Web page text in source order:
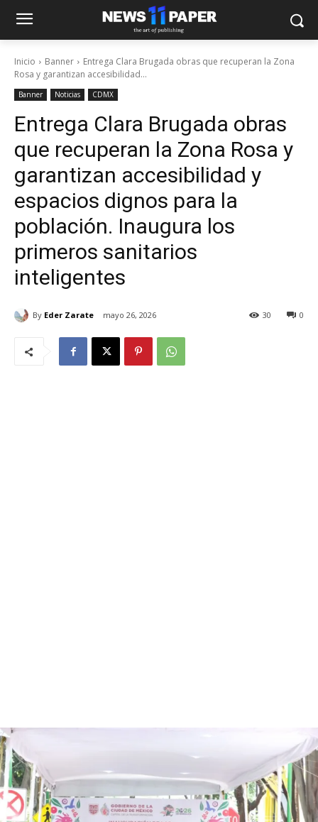
Inicio Banner
Entrega Clara Brugada obras que recuperan la Zona
Rosa y garantizan accesibilidad...
Banner Noticias CDMX
Entrega Clara Brugada obras
que recuperan la Zona Rosa y
garantizan accesibilidad y
espacios dignos para la
población. Inaugura los
primeros sanitarios
inteligentes
By Eder Zarate mayo 26, 2026 0
30